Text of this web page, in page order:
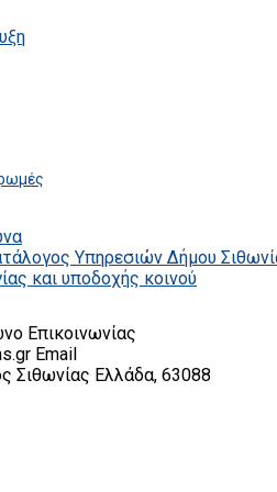
Υπηρεσιών Δήμου
και υποδοχής κοινού
Επικοινωνίας
Email
Σιθωνίας Ελλάδα, 63088